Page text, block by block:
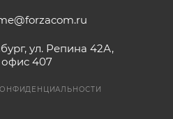
ул. Репина 42А,
офис 407